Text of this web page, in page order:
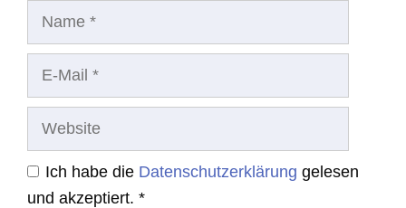
Ich habe die Datenschutzerklärung gelesen
und akzeptiert. *